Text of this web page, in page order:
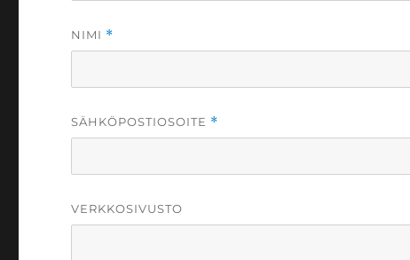
NIMI *
SÄHKÖPOSTIOSOITE *
VERKKOSIVUSTO